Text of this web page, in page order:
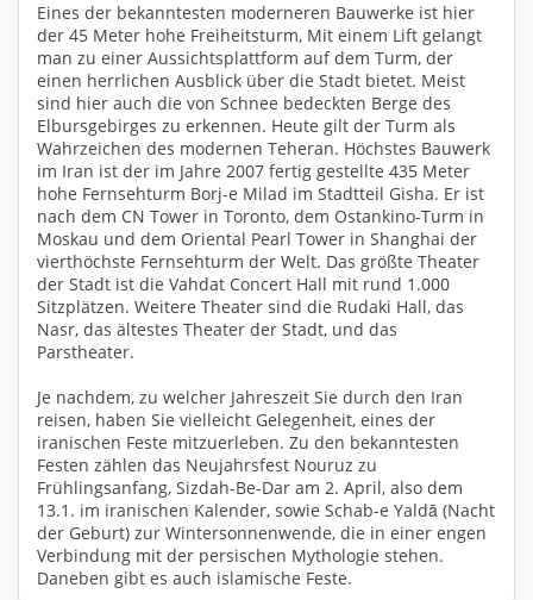
Eines der bekanntesten moderneren Bauwerke ist hier
der 45 Meter hohe Freiheitsturm, Mit einem Lift gelangt
man zu einer Aussichtsplattform auf dem Turm, der
einen herrlichen Ausblick über die Stadt bietet. Meist
sind hier auch die von Schnee bedeckten Berge des
Elbursgebirges zu erkennen. Heute gilt der Turm als
Wahrzeichen des modernen Teheran. Höchstes Bauwerk
im Iran ist der im Jahre 2007 fertig gestellte 435 Meter
hohe Fernsehturm Borj-e Milad im Stadtteil Gisha. Er ist
nach dem CN Tower in Toronto, dem Ostankino-Turm in
Moskau und dem Oriental Pearl Tower in Shanghai der
vierthöchste Fernsehturm der Welt. Das größte Theater
der Stadt ist die Vahdat Concert Hall mit rund 1.000
Sitzplätzen. Weitere Theater sind die Rudaki Hall, das
Nasr, das ältestes Theater der Stadt, und das
Parstheater.
Je nachdem, zu welcher Jahreszeit Sie durch den Iran
reisen, haben Sie vielleicht Gelegenheit, eines der
iranischen Feste mitzuerleben. Zu den bekanntesten
Festen zählen das Neujahrsfest Nouruz zu
Frühlingsanfang, Sizdah-Be-Dar am 2. April, also dem
13.1. im iranischen Kalender, sowie Schab-e Yaldā (Nacht
der Geburt) zur Wintersonnenwende, die in einer engen
Verbindung mit der persischen Mythologie stehen.
Daneben gibt es auch islamische Feste.